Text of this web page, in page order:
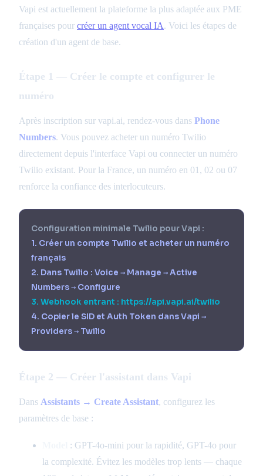
Vapi est actuellement la plateforme la plus adaptée aux PME
françaises pour créer un agent vocal IA. Voici les étapes de
création d'un agent de base.
Étape 1 — Créer le compte et configurer le
numéro
Après inscription sur vapi.ai, rendez-vous dans Phone
Numbers. Vous pouvez acheter un numéro Twilio
directement depuis l'interface Vapi ou connecter un numéro
Twilio existant. Pour la France, un numéro en 01, 02 ou 07
renforce la confiance des interlocuteurs.
Configuration minimale Twilio pour Vapi :
1. Créer un compte Twilio et acheter un numéro
français
2. Dans Twilio : Voice → Manage → Active
Numbers → Configure
3. Webhook entrant : https://api.vapi.ai/twilio
4. Copier le SID et Auth Token dans Vapi →
Providers → Twilio
Étape 2 — Créer l'assistant dans Vapi
Dans Assistants → Create Assistant, configurez les
paramètres de base :
: GPT-4o-mini pour la rapidité, GPT-4o pour
la complexité. Évitez les modèles trop lents — chaque